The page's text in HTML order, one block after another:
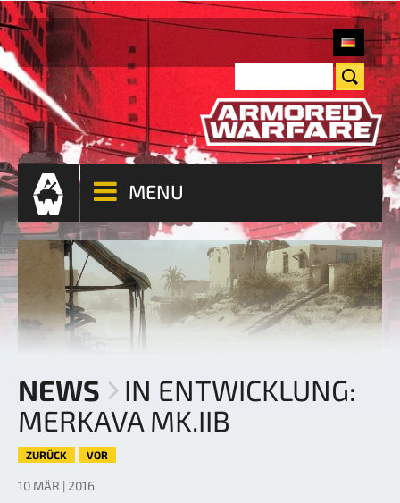
MENU
NEWS
IN ENTWICKLUNG:
MERKAVA MK.IIB
ZURÜCK VOR
10 MÄR | 2016